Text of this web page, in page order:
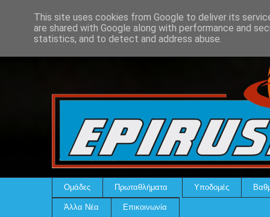
Ομάδες Πρωταθλήματα Υποδομές
Άλλα Νέα Επικοινωνία
This site uses cookies from Google to deliver its
are shared with Google along with performance and
statistics, and to detect and address abuse.